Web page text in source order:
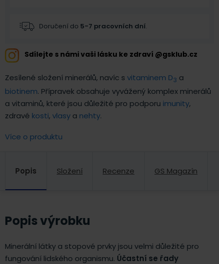
Doručení do 5-7 pracovních dní.
Sdílejte s námi vaši lásku ke zdraví @gsklub.cz
Zesílené složení minerálů, navíc s vitaminem D3 a
biotinem. Přípravek obsahuje vyvážený komplex minerálů
a vitaminů, které jsou důležité pro podporu imunity,
zdravé kosti, vlasy a nehty.
Více o produktu
Popis Složení Recenze GS Magazín
Popis výrobku
Minerální látky a stopové prvky jsou velmi důležité pro
fungování lidského organismu. Účastní se řady